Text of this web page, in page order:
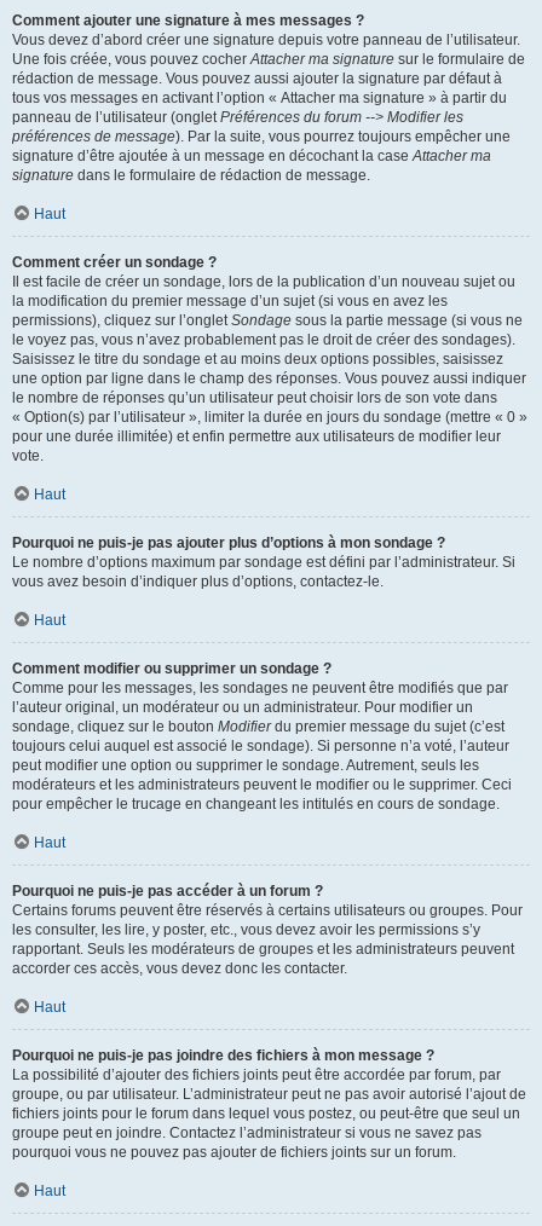
Comment ajouter une signature à mes messages ?
Vous devez d’abord créer une signature depuis votre panneau de l’utilisateur.
Une fois créée, vous pouvez cocherAttacher ma signature sur le formulaire de
rédaction de message. Vous pouvez aussi ajouter la signature par défaut à
tous vos messages en activant l’option « Attacher ma signature » à partir du
panneau de l’utilisateur (ongletPréférences du forum --> Modifier les
préférences de message). Par la suite, vous pourrez toujours empêcher une
signature d’être ajoutée à un message en décochant la caseAttacher ma
signature dans le formulaire de rédaction de message.
Haut
Comment créer un sondage ?
Il est facile de créer un sondage, lors de la publication d’un nouveau sujet ou
la modification du premier message d’un sujet (si vous en avez les
permissions), cliquez sur l’ongletSondage sous la partie message (si vous ne
le voyez pas, vous n’avez probablement pas le droit de créer des sondages).
Saisissez le titre du sondage et au moins deux options possibles, saisissez
une option par ligne dans le champ des réponses. Vous pouvez aussi indiquer
le nombre de réponses qu’un utilisateur peut choisir lors de son vote dans
« Option(s) par l’utilisateur », limiter la durée en jours du sondage (mettre « 0 »
pour une durée illimitée) et enfin permettre aux utilisateurs de modifier leur
vote.
Haut
Pourquoi ne puis-je pas ajouter plus d’options à mon sondage ?
Le nombre d’options maximum par sondage est défini par l’administrateur. Si
vous avez besoin d’indiquer plus d’options, contactez-le.
Haut
Comment modifier ou supprimer un sondage ?
Comme pour les messages, les sondages ne peuvent être modifiés que par
l’auteur original, un modérateur ou un administrateur. Pour modifier un
sondage, cliquez sur le bouton Modifierdu premier message du sujet (c’est
toujours celui auquel est associé le sondage). Si personne n’a voté, l’auteur
peut modifier une option ou supprimer le sondage. Autrement, seuls les
modérateurs et les administrateurs peuvent le modifier ou le supprimer. Ceci
pour empêcher le trucage en changeant les intitulés en cours de sondage.
Haut
Pourquoi ne puis-je pas accéder à un forum ?
Certains forums peuvent être réservés à certains utilisateurs ou groupes. Pour
les consulter, les lire, y poster, etc., vous devez avoir les permissions s’y
rapportant. Seuls les modérateurs de groupes et les administrateurs peuvent
accorder ces accès, vous devez donc les contacter.
Haut
Pourquoi ne puis-je pas joindre des fichiers à mon message ?
La possibilité d’ajouter des fichiers joints peut être accordée par forum, par
groupe, ou par utilisateur. L’administrateur peut ne pas avoir autorisé l’ajout de
fichiers joints pour le forum dans lequel vous postez, ou peut-être que seul un
groupe peut en joindre. Contactez l’administrateur si vous ne savez pas
pourquoi vous ne pouvez pas ajouter de fichiers joints sur un forum.
Haut